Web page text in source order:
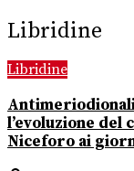
Libridine
Libridine
l’evoluzione del
Niceforo ai